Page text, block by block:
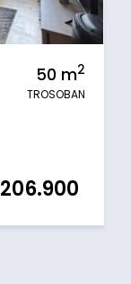
50 m2
TROSOBAN
206.900